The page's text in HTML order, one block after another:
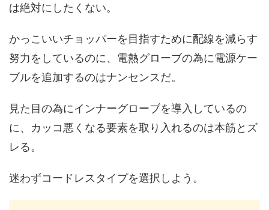
は絶対にしたくない。
かっこいいチョッパーを目指すために配線を減らす
努力をしているのに、電熱グローブの為に電源ケー
ブルを追加するのはナンセンスだ。
見た目の為にインナーグローブを導入しているの
に、カッコ悪くなる要素を取り入れるのは本筋とズ
レる。
迷わずコードレスタイプを選択しよう。